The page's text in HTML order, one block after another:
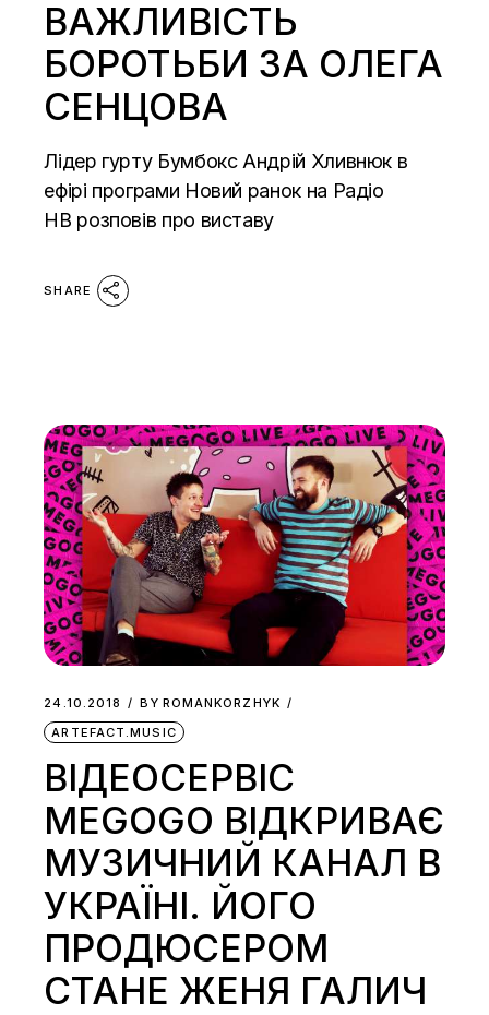
ВАЖЛИВІСТЬ
БОРОТЬБИ ЗА ОЛЕГА
СЕНЦОВА
Лідер гурту Бумбокс Андрій Хливнюк в
ефірі програми Новий ранок на Радіо
НВ розповів про виставу
SHARE
24.10.2018 BY ROMANKORZHYK
ARTEFACT.MUSIC
ВІДЕОСЕРВІС
MEGOGO ВІДКРИВАЄ
МУЗИЧНИЙ КАНАЛ В
УКРАЇНІ. ЙОГО
ПРОДЮСЕРОМ
СТАНЕ ЖЕНЯ ГАЛИЧ